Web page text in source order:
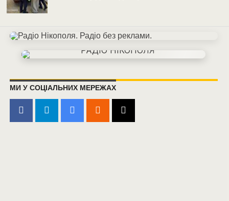
МИ У СОЦІАЛЬНИХ МЕРЕЖАХ